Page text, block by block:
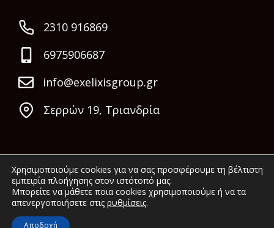
2310 916869
6975906687
info@exelixisgroup.gr
Σερρών 19, Τριανδρία
© 2022 Exelixis Group. All rights reserved.
Χρησιμοποιούμε cookies για να σας προσφέρουμε τη βέλτιστη
εμπειρία πλοήγησης στον ιστότοπό μας.
Μπορείτε να μάθετε ποια cookies χρησιμοποιούμε ή να τα
απενεργοποιήσετε στις ρυθμίσεις.
Αποδοχή